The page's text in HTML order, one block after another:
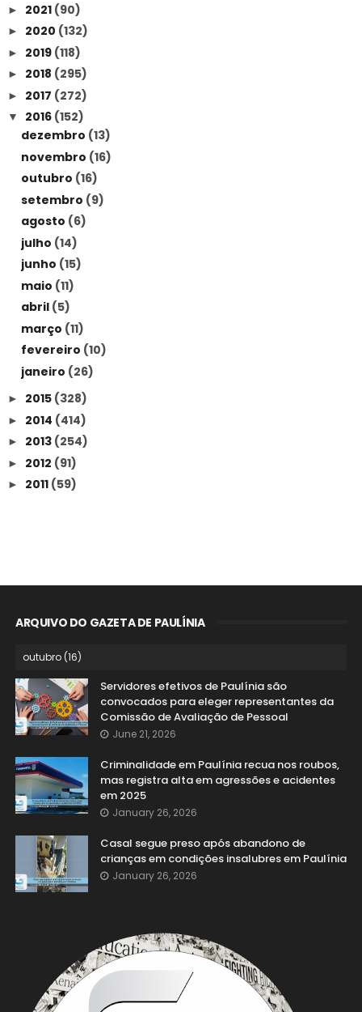
► 2021 (90)
► 2020 (132)
► 2019 (118)
► 2018 (295)
► 2017 (272)
▼ 2016 (152)
dezembro (13)
novembro (16)
outubro (16)
setembro (9)
agosto (6)
julho (14)
junho (15)
maio (11)
abril (5)
março (11)
fevereiro (10)
janeiro (26)
► 2015 (328)
► 2014 (414)
► 2013 (254)
► 2012 (91)
► 2011 (59)
ARQUIVO DO GAZETA DE PAULÍNIA
Servidores efetivos de Paulínia são
convocados para eleger representantes da
Comissão de Avaliação de Pessoal
June 21, 2026
Criminalidade em Paulínia recua nos roubos,
mas registra alta em agressões e acidentes
em 2025
January 26, 2026
Casal segue preso após abandono de
crianças em condições insalubres em Paulínia
January 26, 2026